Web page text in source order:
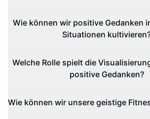
Wie können wir positive Gedanken
Situationen
Welche Rolle spielt die
positive Gedanken?
Wie können wir unsere geistige